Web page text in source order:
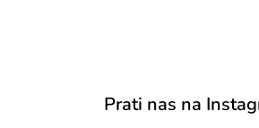
Prati nas na